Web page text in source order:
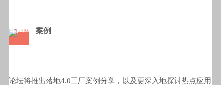
1F 案例
论坛将推出落地4.0工厂案例分享，以及更深入地探讨热点应用